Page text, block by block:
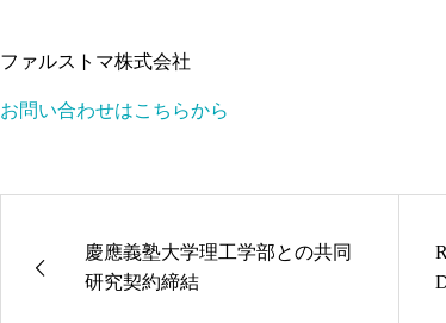
ファルストマ株式会社
お問い合わせはこちらから
慶應義塾大学理工学部との共同
研究契約締結